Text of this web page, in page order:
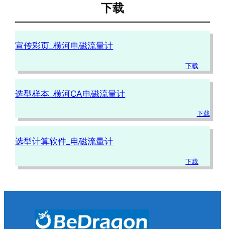
下载
宣传彩页_横河电磁流量计
下载
选型样本_横河CA电磁流量计
下载
选型计算软件_电磁流量计
下载